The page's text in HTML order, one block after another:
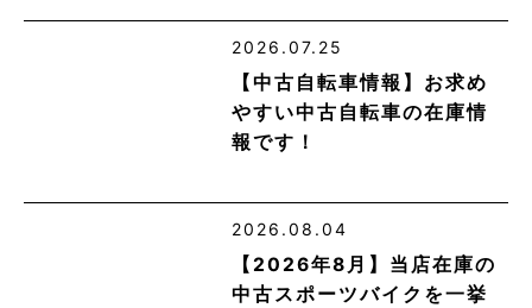
2026.07.25
【中古自転車情報】お求め
やすい中古自転車の在庫情
報です！
2026.08.04
【2026年8月】当店在庫の
中古スポーツバイクを一挙